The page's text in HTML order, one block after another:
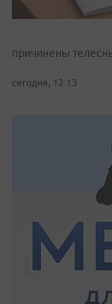
причинены
сегодня, 12:13